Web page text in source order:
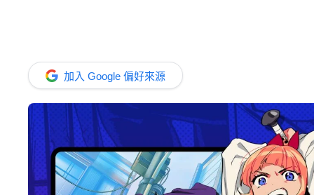
加入 Google 偏好來源